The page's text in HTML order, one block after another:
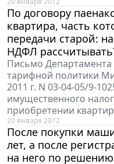
По договору
квартира, часть
передачи старой:
НДФЛ
Письмо
тарифной политики
2011 г. N 03-04-05/9-
имущественного
приобретении
20 января 2012
После покупки
лет, а после
на него по решению